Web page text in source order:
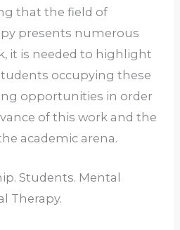
that the field of
presents numerous
it is needed to highlight
occupying these
opportunities in order
of this work and the
academic arena.
Students. Mental
Therapy.